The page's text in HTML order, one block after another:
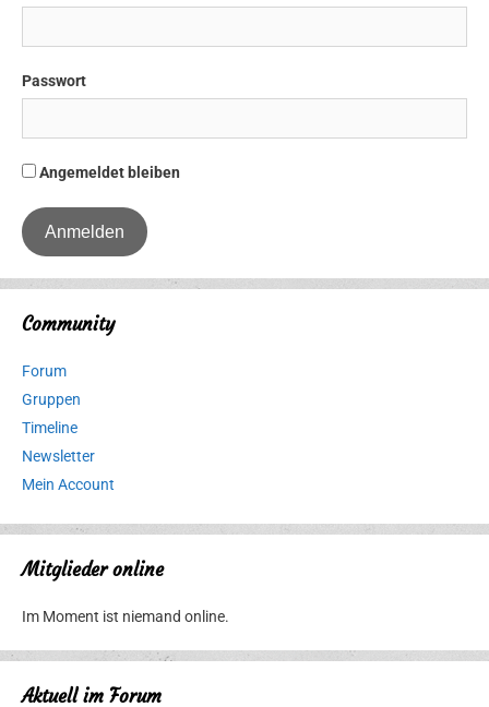
Passwort
Angemeldet bleiben
Community
Forum
Gruppen
Timeline
Newsletter
Mein Account
Mitglieder online
Im Moment ist niemand online.
Aktuell im Forum